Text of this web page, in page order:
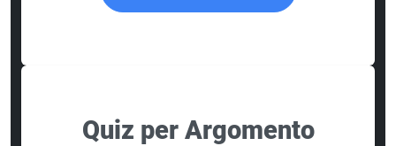
Quiz per Argomento